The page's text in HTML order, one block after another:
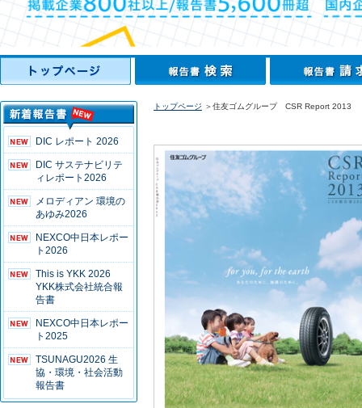
DIC レポート 2026
DIC サステナビリテ
ィレポート2026
メロディアン 環境の
あゆみ2026
NEXCO中日本レポー
ト2026
This is YKK 2026
YKK株式会社統合報
告書
NEXCO中日本レポー
ト2025
TSUNAGU2026 生
協・環境・社会活動
報告書
トップページ ＞住友ゴムグループ CSR Report 2013